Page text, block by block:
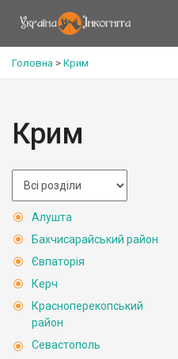
Головна > Крим
Крим
Алушта
Бахчисарайський район
Євпаторія
Керч
Красноперекопський
район
Севастополь